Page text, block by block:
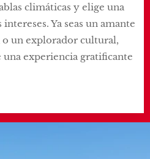
climáticas y elige una
Ya seas un amante
un explorador cultural,
experiencia gratificante